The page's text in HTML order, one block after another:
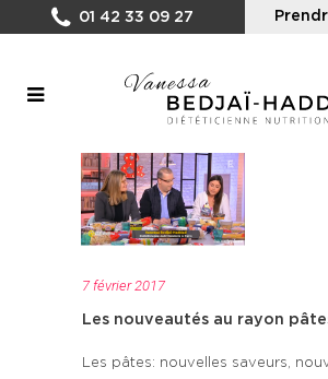
01 42 33 09 27
7 février 2017
Les nouveautés au rayon
Les pâtes: nouvelles saveurs,